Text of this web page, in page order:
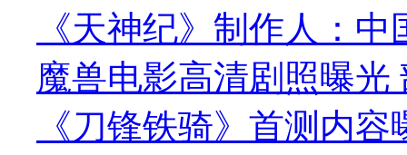
《天神纪》制作人：
魔兽电影高清剧照曝光
《刀锋铁骑》首测内容